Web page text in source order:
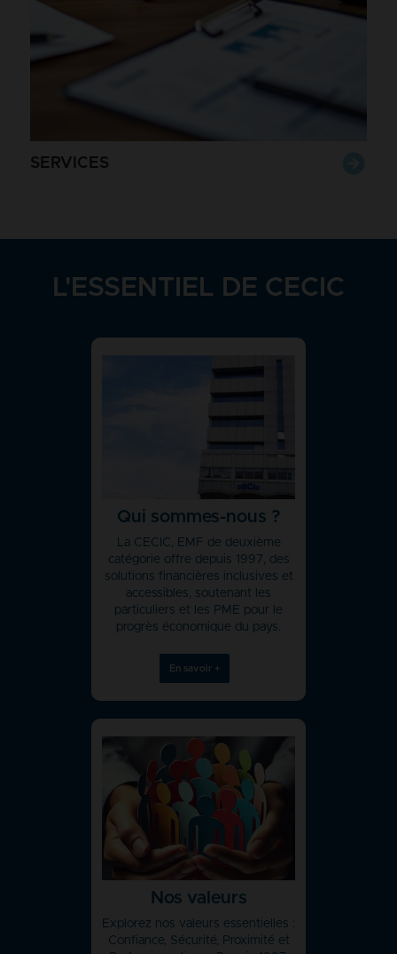
SERVICES
L'ESSENTIEL DE CECIC
Qui sommes-nous ?
La CECIC, EMF de deuxième
catégorie offre depuis 1997, des
solutions financières inclusives et
accessibles, soutenant les
particuliers et les PME pour le
progrès économique du pays.
En savoir +
Nos valeurs
Explorez nos valeurs essentielles :
Confiance, Sécurité, Proximité et